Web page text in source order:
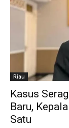
Riau
Kasus
Baru,
Satu